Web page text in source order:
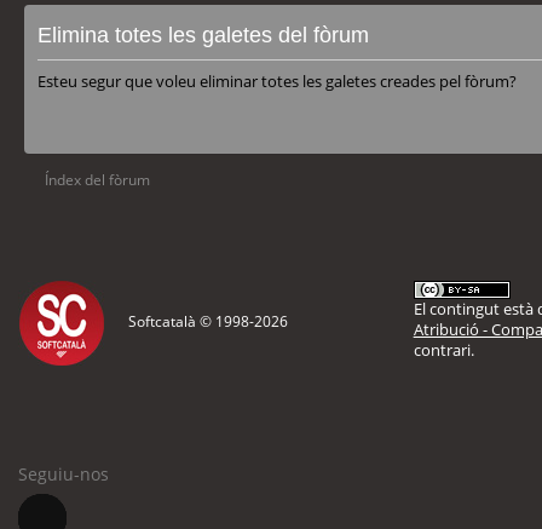
Elimina totes les galetes del fòrum
Esteu segur que voleu eliminar totes les galetes creades pel fòrum?
Índex del fòrum
Softcatalà © 1998-2026
El contingut està
Atribució -
contrari.
Seguiu-nos